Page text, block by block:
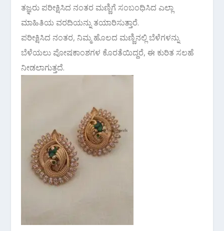
ತಜ್ಞರು ಪರೀಕ್ಷಿಸಿದ ನಂತರ ಮಣ್ಣಿಗೆ ಸಂಬಂಧಿಸಿದ ಎಲ್ಲಾ
ಮಾಹಿತಿಯ ವರದಿಯನ್ನು ತಯಾರಿಸುತ್ತಾರೆ.
ಪರೀಕ್ಷಿಸಿದ ನಂತರ, ನಿಮ್ಮ ಹೊಲದ ಮಣ್ಣಿನಲ್ಲಿ ಬೆಳೆಗಳನ್ನು
ಬೆಳೆಯಲು ಪೋಷಕಾಂಶಗಳ ಕೊರತೆಯಿದ್ದರೆ, ಈ ಕುರಿತ ಸಲಹೆ
ನೀಡಲಾಗುತ್ತದೆ.